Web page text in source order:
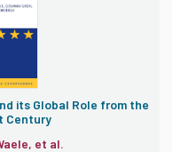
its Global Role from the
Century
Jean-Michel De Waele, et al.